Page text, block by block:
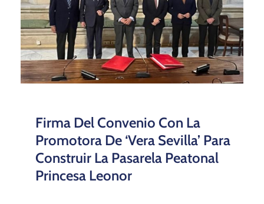
Firma Del Convenio Con La
Promotora De ‘Vera Sevilla’ Para
Construir La Pasarela Peatonal
Princesa Leonor